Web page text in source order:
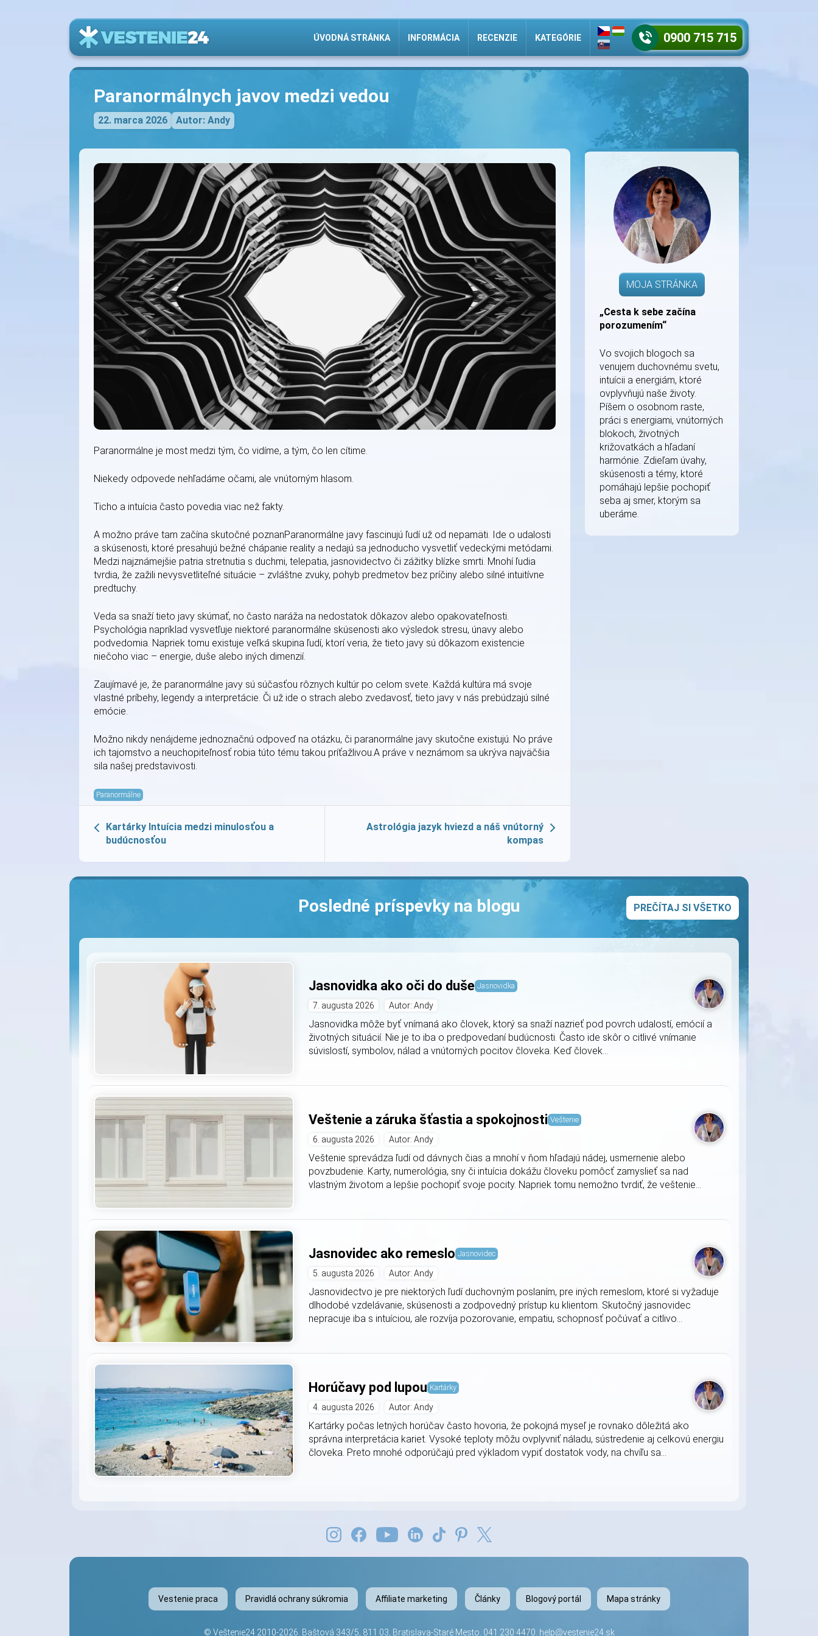
ÚVODNÁ STRÁNKA INFORMÁCIA RECENZIE KATEGÓRIE 0900 715 715
Paranormálnych javov medzi vedou
22. marca 2026 Autor: Andy
Paranormálne je most medzi tým, čo vidíme, a tým, čo len cítime.
Niekedy odpovede nehľadáme očami, ale vnútorným hlasom.
Ticho a intuícia často povedia viac než fakty.
A možno práve tam začína skutočné poznanParanormálne javy fascinujú ľudí už od nepamäti. Ide o udalosti
a skúsenosti, ktoré presahujú bežné chápanie reality a nedajú sa jednoducho vysvetliť vedeckými metódami.
Medzi najznámejšie patria stretnutia s duchmi, telepatia, jasnovidectvo či zážitky blízke smrti. Mnohí ľudia
tvrdia, že zažili nevysvetliteľné situácie – zvláštne zvuky, pohyb predmetov bez príčiny alebo silné intuitívne
predtuchy.
Veda sa snaží tieto javy skúmať, no často naráža na nedostatok dôkazov alebo opakovateľnosti.
Psychológia napríklad vysvetľuje niektoré paranormálne skúsenosti ako výsledok stresu, únavy alebo
podvedomia. Napriek tomu existuje veľká skupina ľudí, ktorí veria, že tieto javy sú dôkazom existencie
niečoho viac – energie, duše alebo iných dimenzií.
Zaujímavé je, že paranormálne javy sú súčasťou rôznych kultúr po celom svete. Každá kultúra má svoje
vlastné príbehy, legendy a interpretácie. Či už ide o strach alebo zvedavosť, tieto javy v nás prebúdzajú silné
emócie.
Možno nikdy nenájdeme jednoznačnú odpoveď na otázku, či paranormálne javy skutočne existujú. No práve
ich tajomstvo a neuchopiteľnosť robia túto tému takou príťažlivou.A práve v neznámom sa ukrýva najväčšia
sila našej predstavivosti.
Paranormálne
Kartárky Intuícia medzi minulosťou a
budúcnosťou
Astrológia jazyk hviezd a náš vnútorný
kompas
MOJA STRÁNKA
„Cesta k sebe začína
porozumením“
Vo svojich blogoch sa
venujem duchovnému svetu,
intuícii a energiám, ktoré
ovplyvňujú naše životy.
Píšem o osobnom raste,
práci s energiami, vnútorných
blokoch, životných
križovatkách a hľadaní
harmónie. Zdieľam úvahy,
skúsenosti a témy, ktoré
pomáhajú lepšie pochopiť
seba aj smer, ktorým sa
uberáme.
Posledné príspevky na blogu PREČÍTAJ SI VŠETKO
Jasnovidka ako oči do duše Jasnovidka
7. augusta 2026 Autor: Andy
Jasnovidka môže byť vnímaná ako človek, ktorý sa snaží nazrieť pod povrch udalostí, emócií a
životných situácií. Nie je to iba o predpovedaní budúcnosti. Často ide skôr o citlivé vnímanie
súvislostí, symbolov, nálad a vnútorných pocitov človeka. Keď človek...
Veštenie a záruka šťastia a spokojnosti Veštenie
6. augusta 2026 Autor: Andy
Veštenie sprevádza ľudí od dávnych čias a mnohí v ňom hľadajú nádej, usmernenie alebo
povzbudenie. Karty, numerológia, sny či intuícia dokážu človeku pomôcť zamyslieť sa nad
vlastným životom a lepšie pochopiť svoje pocity. Napriek tomu nemožno tvrdiť, že veštenie...
Jasnovidec ako remeslo Jasnovidec
5. augusta 2026 Autor: Andy
Jasnovidectvo je pre niektorých ľudí duchovným poslaním, pre iných remeslom, ktoré si vyžaduje
dlhodobé vzdelávanie, skúsenosti a zodpovedný prístup ku klientom. Skutočný jasnovidec
nepracuje iba s intuíciou, ale rozvíja pozorovanie, empatiu, schopnosť počúvať a citlivo...
Horúčavy pod lupou Kartárky
4. augusta 2026 Autor: Andy
Kartárky počas letných horúčav často hovoria, že pokojná myseľ je rovnako dôležitá ako
správna interpretácia kariet. Vysoké teploty môžu ovplyvniť náladu, sústredenie aj celkovú energiu
človeka. Preto mnohé odporúčajú pred výkladom vypiť dostatok vody, na chvíľu sa...
Vestenie praca Pravidlá ochrany súkromia Affiliate marketing Články Blogový portál Mapa stránky
© Veštenie242010-2026. Baštová 343/5, 811 03, Bratislava-Staré Mesto. 041 230 4470 help@vestenie24.sk